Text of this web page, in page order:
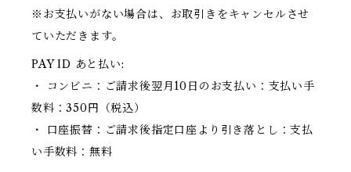
※お支払いがない場合は、お取引きをキャンセルさせ
ていただきます。
PAY ID あと払い:
・ コンビニ：ご請求後翌月10日のお支払い：支払い手
数料：350円（税込）
・ 口座振替：ご請求後指定口座より引き落とし：支払
い手数料：無料